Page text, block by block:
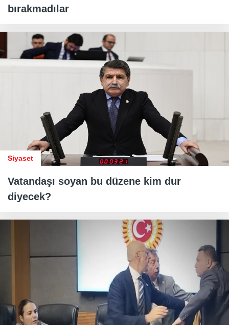
bırakmadılar
Siyaset
Vatandaşı soyan bu düzene kim dur
diyecek?